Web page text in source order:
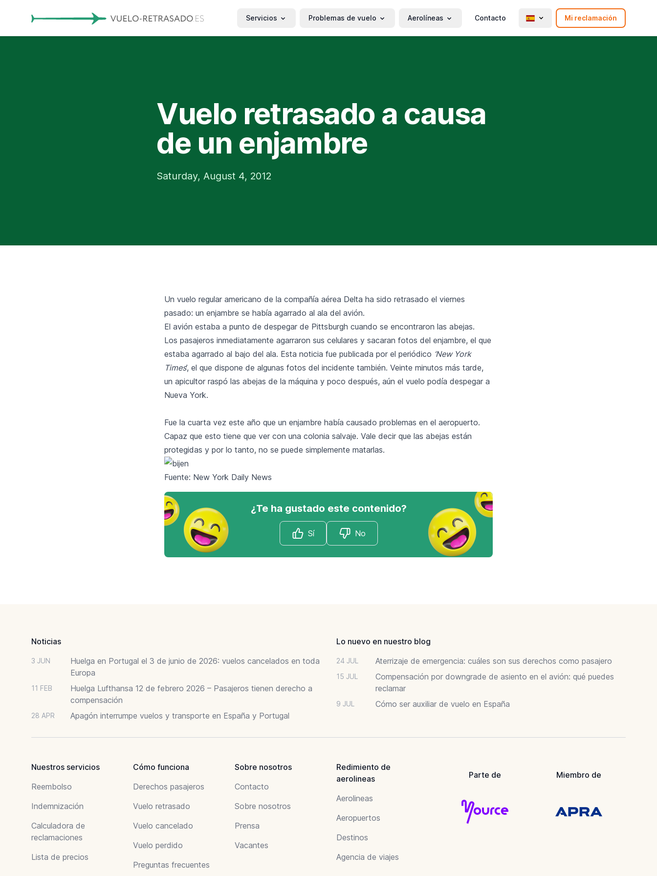
Servicios Problemas de vuelo Aerolíneas Contacto Mi reclamación
Vuelo retrasado a causa
de un enjambre
Saturday, August 4, 2012
Un vuelo regular americano de la compañía aérea Delta ha sido retrasado el viernes
pasado: un enjambre se había agarrado al ala del avión.
El avión estaba a punto de despegar de Pittsburgh cuando se encontraron las abejas.
Los pasajeros inmediatamente agarraron sus celulares y sacaran fotos del enjambre, el que
estaba agarrado al bajo del ala. Esta noticia fue publicada por el periódico ‘New York
Times’, el que dispone de algunas fotos del incidente también. Veinte minutos más tarde,
un apicultor raspó las abejas de la máquina y poco después, aún el vuelo podía despegar a
Nueva York.
Fue la cuarta vez este año que un enjambre había causado problemas en el aeropuerto.
Capaz que esto tiene que ver con una colonia salvaje. Vale decir que las abejas están
protegidas y por lo tanto, no se puede simplemente matarlas.
Fuente: New York Daily News
¿Te ha gustado este contenido?
Sí No
Noticias
3 JUN
Huelga en Portugal el 3 de junio de 2026: vuelos cancelados en toda
Europa
11 FEB
Huelga Lufthansa 12 de febrero 2026 – Pasajeros tienen derecho a
compensación
28 APR Apagón interrumpe vuelos y transporte en España y Portugal
Lo nuevo en nuestro blog
24 JUL Aterrizaje de emergencia: cuáles son sus derechos como pasajero
15 JUL
Compensación por downgrade de asiento en el avión: qué puedes
reclamar
9 JUL Cómo ser auxiliar de vuelo en España
Nuestros servicios
Reembolso
Indemnización
Calculadora de
reclamaciones
Lista de precios
Cómo funciona
Derechos pasajeros
Vuelo retrasado
Vuelo cancelado
Vuelo perdido
Preguntas frecuentes
Sobre nosotros
Contacto
Sobre nosotros
Prensa
Vacantes
Redimiento de
aerolineas
Aerolineas
Aeropuertos
Destinos
Agencia de viajes
Parte de Miembro de